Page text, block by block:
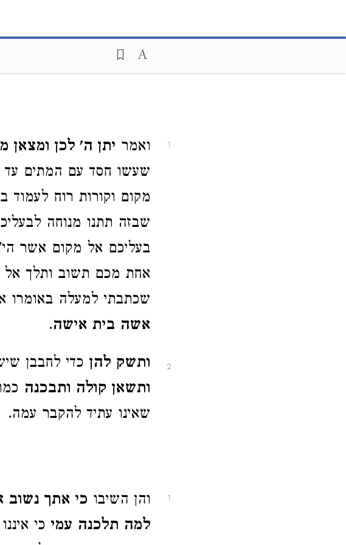
1 ואמר יתן ה' לכן ומצאן
שעשו חסד עם המתים עד
מקום וקורות רוח לעמוד
שבזה תתנו מנוחה
בעליכם אל מקום אשר
אחת מכם תשוב ותלך
שכתבתי למעלה באומרו
אשה בית אישה.
2 ותשק להן כדי לחבבן
ותשאן קולה ותבכנה
שאינו עתיד להקבר עמה.
1 והן השיבו כי אתך נשוב
למה תלכנה עמי כי